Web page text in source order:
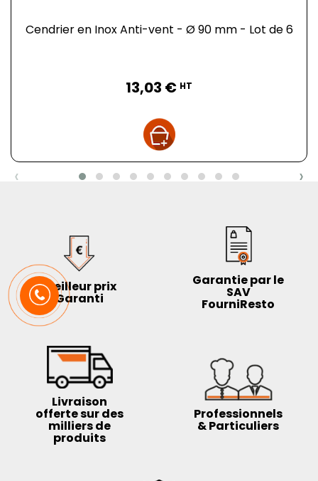
Cendrier en Inox Anti-vent - Ø 90 mm - Lot de 6
13,03 € HT
‹ ›
Meilleur prix
Garanti
Garantie par le
SAV
FourniResto
Livraison
offerte sur des
milliers de
produits
Professionnels
& Particuliers